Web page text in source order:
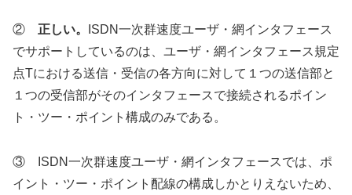
② 正しい。
ISDN一次群速度ユーザ・網インタフェース
でサポートしているのは、ユーザ・網インタフェース規定
点Tにおける送信・受信の各方向に対して１つの送信部と
１つの受信部がそのインタフェースで接続されるポイン
ト・ツー・ポイント構成のみである。
③ ISDN一次群速度ユーザ・網インタフェースでは、ポ
イント・ツー・ポイント配線の構成しかとりえないため、